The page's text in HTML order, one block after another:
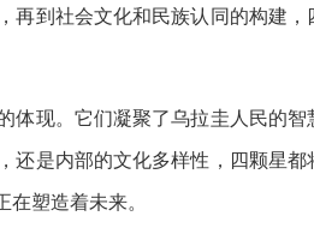
再到社会文化和民族认同的构建，
体现。它们凝聚了乌拉圭人民的智
还是内部的文化多样性，四颗星都
塑造着未来。